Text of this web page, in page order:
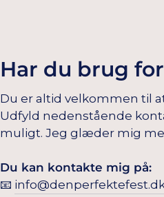
Har du brug
Du er altid velkommen til
Udfyld nedenstående
muligt. Jeg glæder mig
Du kan kontakte mig på:
📧